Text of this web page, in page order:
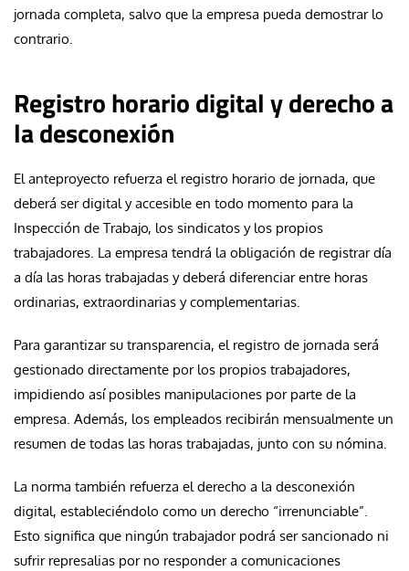
jornada completa, salvo que la empresa pueda demostrar lo
contrario.
Registro horario digital y derecho a
la desconexión
El anteproyecto refuerza el registro horario de jornada, que
deberá ser digital y accesible en todo momento para la
Inspección de Trabajo, los sindicatos y los propios
trabajadores. La empresa tendrá la obligación de registrar día
a día las horas trabajadas y deberá diferenciar entre horas
ordinarias, extraordinarias y complementarias.
Para garantizar su transparencia, el registro de jornada será
gestionado directamente por los propios trabajadores,
impidiendo así posibles manipulaciones por parte de la
empresa. Además, los empleados recibirán mensualmente un
resumen de todas las horas trabajadas, junto con su nómina.
La norma también refuerza el derecho a la desconexión
digital, estableciéndolo como un derecho “irrenunciable”.
Esto significa que ningún trabajador podrá ser sancionado ni
sufrir represalias por no responder a comunicaciones